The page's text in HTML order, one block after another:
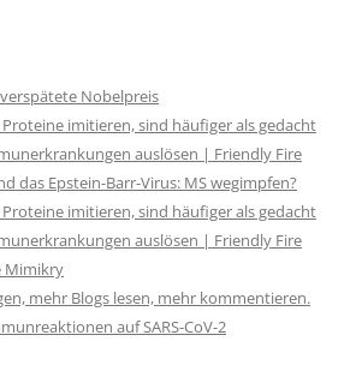
Nobelpreis
imitieren, sind häufiger als gedacht
auslösen | Friendly Fire
das Epstein-Barr-Virus: MS wegimpfen?
imitieren, sind häufiger als gedacht
auslösen | Friendly Fire
Mimikry
mehr Blogs lesen, mehr kommentieren.
auf SARS-CoV-2